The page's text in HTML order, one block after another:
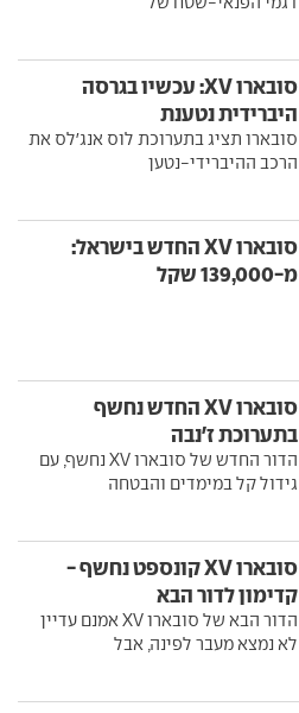
סובארו XV: עכשיו בגרסה
היברידית נטענת
סובארו תציג בתערוכת לוס אנג'לס את
הרכב ההיברידי-נטען
סובארו XV החדש בישראל:
מ-139,000 שקל
סובארו XV החדש נחשף
בתערוכת ז'נבה
הדור החדש של סובארו XV נחשף, עם
גידול קל במימדים והבטחה
סובארו XV קונספט נחשף -
קדימון לדור הבא
הדור הבא של סובארו XV אמנם עדיין
לא נמצא מעבר לפינה, אבל